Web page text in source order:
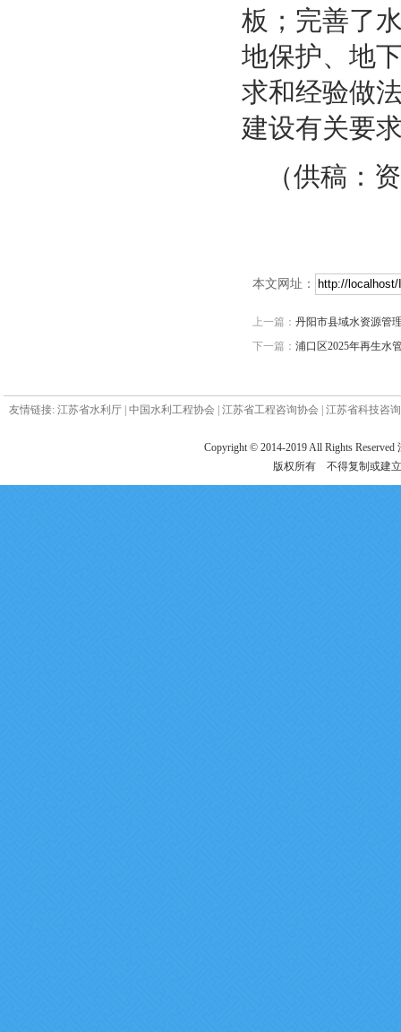
板；完善了
地保护、地
求和经验做
建设有关要
（供稿：
本文网址：
上一篇： 丹阳市县域水资源管
下一篇： 浦口区2025年再生水
友情链接: 江苏省水利厅| 中国水利工程协会| 江苏省工程咨询协会| 江苏省科技咨
Copyright © 2014-2019 All Rights
版权所有 不得复制或建立